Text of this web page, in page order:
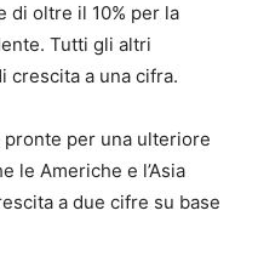
di oltre il 10% per la
Tutti gli altri
crescita a una cifra.
per una ulteriore
le Americhe e l’Asia
a due cifre su base